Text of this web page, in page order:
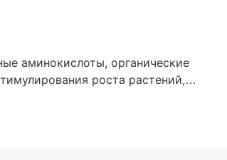
аминокислоты, органические
роста растений,